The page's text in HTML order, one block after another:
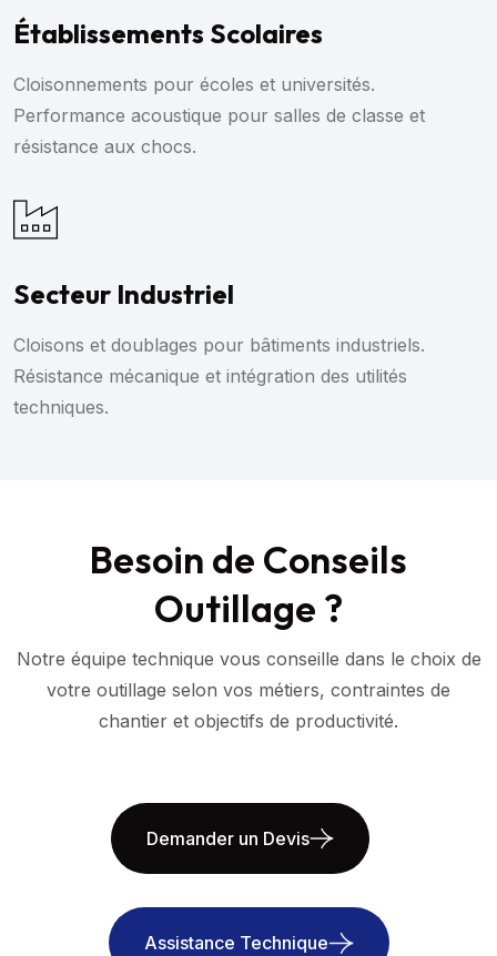
Établissements Scolaires
Cloisonnements pour écoles et universités.
Performance acoustique pour salles de classe et
résistance aux chocs.
Secteur Industriel
Cloisons et doublages pour bâtiments industriels.
Résistance mécanique et intégration des utilités
techniques.
Besoin de Conseils
Outillage ?
Notre équipe technique vous conseille dans le choix de
votre outillage selon vos métiers, contraintes de
chantier et objectifs de productivité.
Demander un Devis
Assistance Technique